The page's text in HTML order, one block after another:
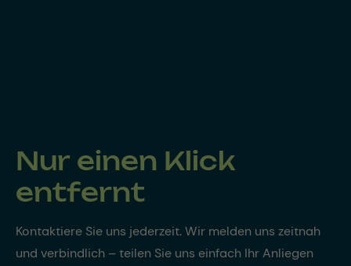
Nur einen Klick
entfernt
Kontaktiere Sie uns jederzeit. Wir melden uns zeitnah
und verbindlich – teilen Sie uns einfach Ihr Anliegen